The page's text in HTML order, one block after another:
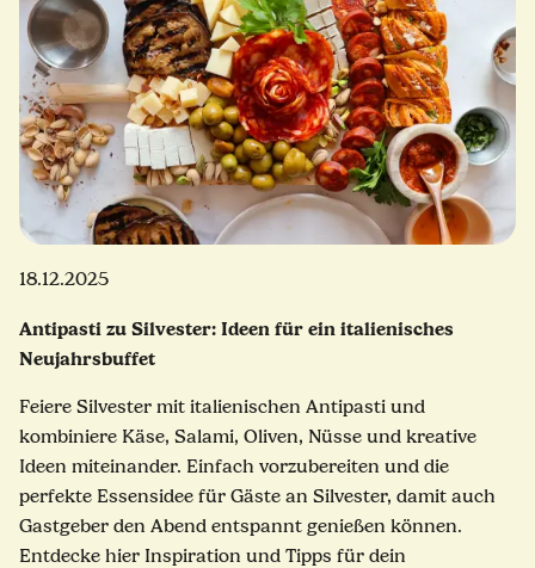
18.12.2025
Antipasti zu Silvester: Ideen für ein italienisches
Neujahrsbuffet
Feiere Silvester mit italienischen Antipasti und
kombiniere Käse, Salami, Oliven, Nüsse und kreative
Ideen miteinander. Einfach vorzubereiten und die
perfekte Essensidee für Gäste an Silvester, damit auch
Gastgeber den Abend entspannt genießen können.
Entdecke hier Inspiration und Tipps für dein